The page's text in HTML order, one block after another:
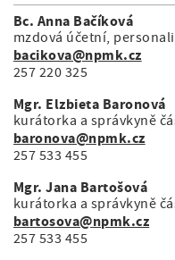
Bc. Anna Bačíková
mzdová účetní,
bacikova@npmk.cz
257 220 325
Mgr. Elzbieta Baronová
kurátorka a správkyně
baronova@npmk.cz
257 533 455
Mgr. Jana Bartošová
kurátorka a správkyně
bartosova@npmk.cz
257 533 455